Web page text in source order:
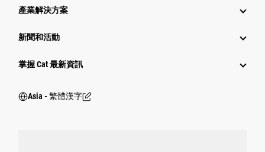
產業解決方案
新聞和活動
掌握 Cat 最新資訊
Asia - 繁體漢字